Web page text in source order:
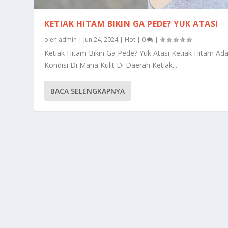
KETIAK HITAM BIKIN GA PEDE? YUK ATASI
oleh admin | Jun 24, 2024| Hot | 0 |
Ketiak Hitam Bikin Ga Pede? Yuk Atasi Ketiak Hitam
Kondisi Di Mana Kulit Di Daerah Ketiak...
BACA SELENGKAPNYA